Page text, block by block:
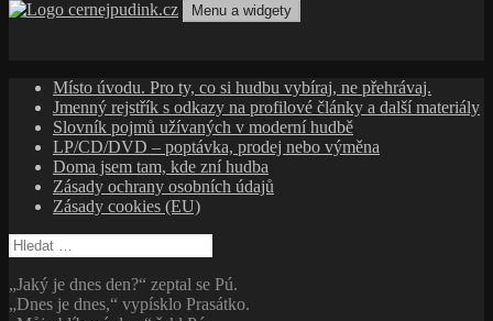
k
Menu a widgety
Místo úvodu. Pro ty, co si hudbu vybíraj, ne přehrávaj.
Jmenný rejstřík s odkazy na profilové články a další materiály
Slovník pojmů užívaných v moderní hudbě
LP/CD/DVD – poptávka, prodej nebo výměna
Doma jsem tam, kde zní hudba
Zásady ochrany osobních údajů
Zásady cookies (EU)
Vyhledávání
„Jaký je dnes den?“ zeptal se Pú.
„Dnes je dnes,“ vypísklo Prasátko.